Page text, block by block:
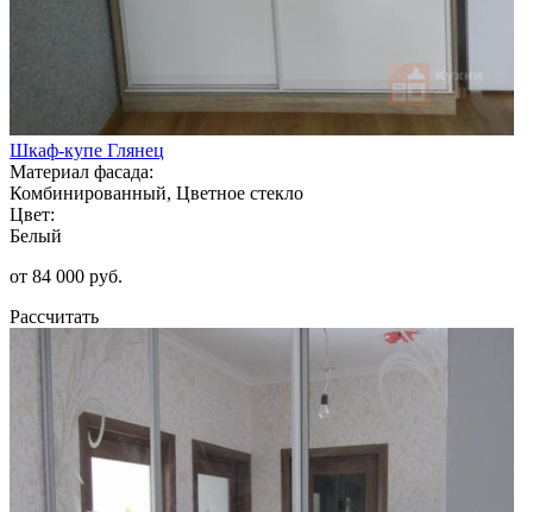
Шкаф-купе Глянец
Материал фасада:
Комбинированный, Цветное стекло
Цвет:
Белый
от 84 000 руб.
Рассчитать